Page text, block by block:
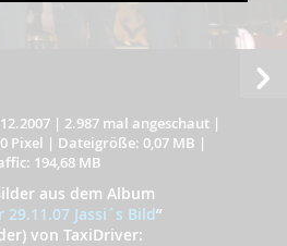
| 2.987 mal angeschaut|
Pixel | Dateigröße: 0,07 MB |
194,68 MB
aus dem Album
Jassi´s Bild”
von TaxiDriver: